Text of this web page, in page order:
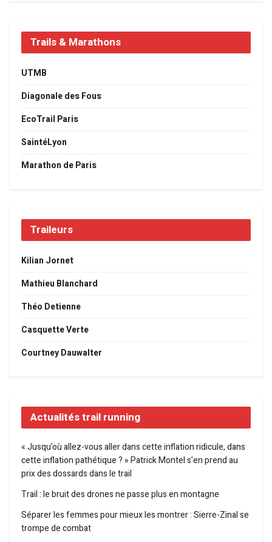
Trails & Marathons
UTMB
Diagonale des Fous
EcoTrail Paris
SaintéLyon
Marathon de Paris
Traileurs
Kilian Jornet
Mathieu Blanchard
Théo Detienne
Casquette Verte
Courtney Dauwalter
Actualités trail running
« Jusqu’où allez-vous aller dans cette inflation ridicule, dans
cette inflation pathétique ? » Patrick Montel s’en prend au
prix des dossards dans le trail
Trail : le bruit des drones ne passe plus en montagne
Séparer les femmes pour mieux les montrer : Sierre-Zinal se
trompe de combat